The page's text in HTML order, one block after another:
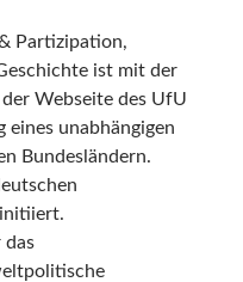
Partizipation,
ist mit der
Webseite des UfU
eines unabhängigen
Bundesländern.
das